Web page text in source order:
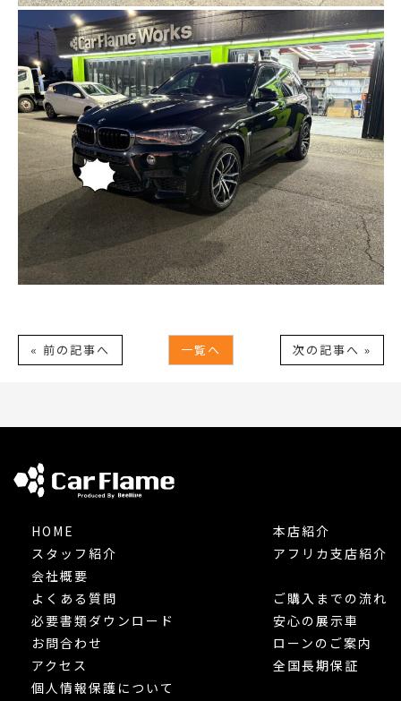
« 前の記事へ 一覧へ 次の記事へ »
HOME
スタッフ紹介
会社概要
本店紹介
アフリカ支店紹介
よくある質問
必要書類ダウンロード
お問合わせ
アクセス
個人情報保護について
ご購入までの流れ
安心の展示車
ローンのご案内
全国長期保証